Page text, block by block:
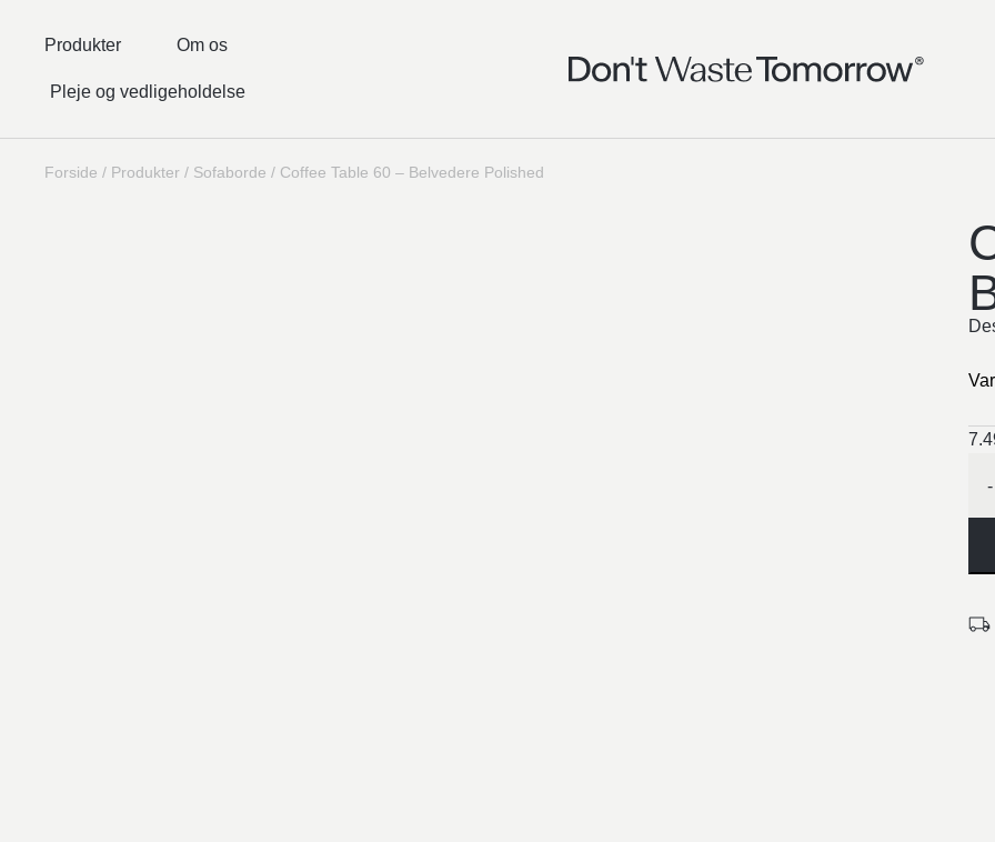
Produkter Om os
Pleje og vedligeholdelse
Forside / Produkter / Sofaborde / Coffee Table 60 – Belvedere Polished
-